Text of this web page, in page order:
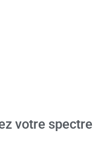
votre spectre